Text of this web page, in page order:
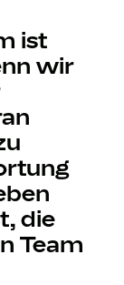
ist
wir
die
Team